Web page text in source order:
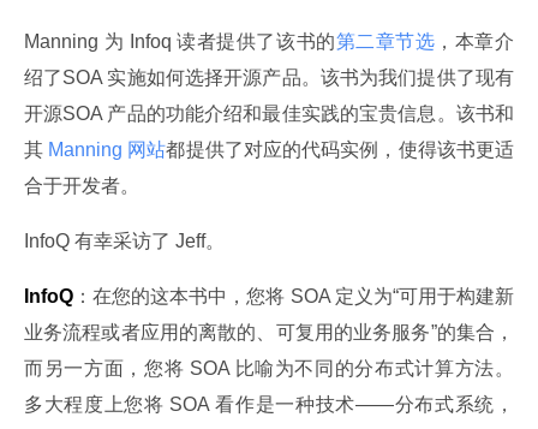
Manning 为 Infoq 读者提供了该书的第二章节选 ，本章介
绍了SOA 实施如何选择开源产品。该书为我们提供了现有
开源SOA 产品的功能介绍和最佳实践的宝贵信息。该书和
其 Manning 网站都提供了对应的代码实例，使得该书更适
合于开发者。
InfoQ 有幸采访了 Jeff。
InfoQ ：在您的这本书中，您将 SOA 定义为“可用于构建新
业务流程或者应用的离散的、可复用的业务服务”的集合，
而另一方面，您将 SOA 比喻为不同的分布式计算方法。
多大程度上您将 SOA 看作是一种技术——分布式系统，